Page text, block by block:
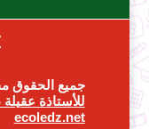
جميع الحقوق
للأستاذة
ecoledz.net